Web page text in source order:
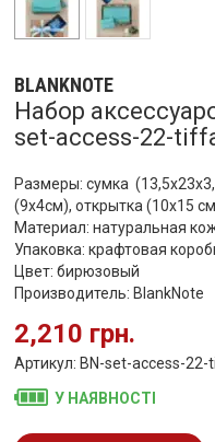
BLANKNOTE
Набор
set-access-22-
Размеры: сумка
(9х4см), открытка (10х15
Материал: натуральная
Упаковка: крафтовая
Цвет: бирюзовый
Производитель: BlankNote
2,210 грн.
Артикул: BN-set-access-
У НАЯВНОСТІ